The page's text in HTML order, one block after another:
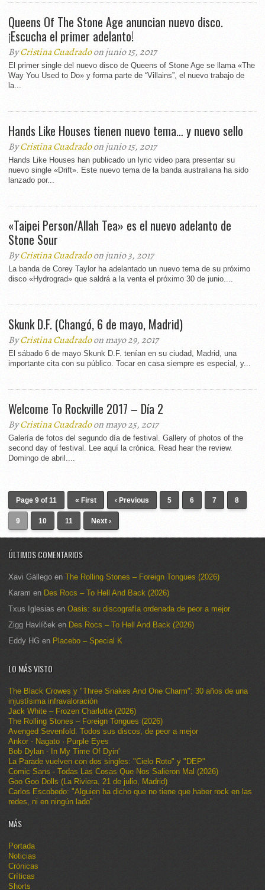
Queens Of The Stone Age anuncian nuevo disco.
¡Escucha el primer adelanto!
ByCristina Cuadradoon junio 15, 2017
El primer single del nuevo disco de Queens of Stone Age se llama «The
Way You Used to Do» y forma parte de “Villains”, el nuevo trabajo de
la...
Hands Like Houses tienen nuevo tema… y nuevo sello
ByCristina Cuadradoon junio 15, 2017
Hands Like Houses han publicado un lyric video para presentar su
nuevo single «Drift». Este nuevo tema de la banda australiana ha sido
lanzado por...
«Taipei Person/Allah Tea» es el nuevo adelanto de
Stone Sour
ByCristina Cuadradoon junio 3, 2017
La banda de Corey Taylor ha adelantado un nuevo tema de su próximo
disco «Hydrograd» que saldrá a la venta el próximo 30 de junio....
Skunk D.F. (Changó, 6 de mayo, Madrid)
ByCristina Cuadradoon mayo 29, 2017
El sábado 6 de mayo Skunk D.F. tenían en su ciudad, Madrid, una
importante cita con su público. Tocar en casa siempre es especial, y...
Welcome To Rockville 2017 – Día 2
ByCristina Cuadradoon mayo 25, 2017
Galería de fotos del segundo día de festival. Gallery of photos of the
second day of festival. Lee aquí la crónica. Read hear the review.
Domingo de abril....
Page 9 of 11 « First ‹ Previous 5 6 7 8
9 10 11 Next ›
ÚLTIMOS COMENTARIOS
Xavi Gàllego en The Rolling Stones – Foreign Tongues (2026)
Karam en Des Rocs – To Hell And Back (2026)
Txus Iglesias en Oasis: su discografía ordenada de peor a mejor
Zigg Havlíček en Des Rocs – To Hell And Back (2026)
Eddy HG en Placebo – Special K
LO MÁS VISTO
The Black Crowes y "Three Snakes And One Charm": 30 años de una
injustísima infravaloración
Jack White – Frozen Charlotte (2026)
The Rolling Stones – Foreign Tongues (2026)
Avenged Sevenfold: Todos sus discos, de peor a mejor
Ankor - Nagato · Purple Eyes
Bob Dylan - In My Time Of Dyin'
La Parade vuelven con dos singles: "Cielo Roto" y "DEP"
Comic Sans - Todas Las Cosas Que Nos Salieron Mal (2026)
Goo Goo Dolls (La Riviera, 21 de julio, Madrid)
Carlos Escobedo: "Alguien ha dicho que no tiene que haber rock en las
redes, ni en ningún lado"
MÁS
Portada
Noticias
Crónicas
Críticas
Shorts